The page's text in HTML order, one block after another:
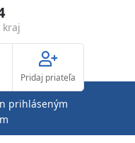
kraj
Pridaj priateľa
prihláseným